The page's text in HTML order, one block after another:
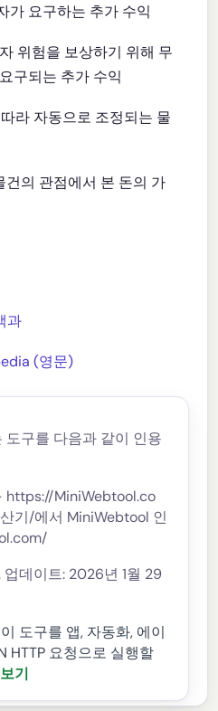
가 요구하는 추가 수익
위험을 보상하기 위해 무
구되는 추가 수익
라 자동으로 조정되는 물
건의 관점에서 본 돈의 가
과
(영문)
도구를 다음과 같이 인용
https://MiniWebtool.co
기/에서 MiniWebtool 인
데이트: 2026년 1월 29
이 도구를 앱, 자동화, 에이
HTTP 요청으로 실행할
기